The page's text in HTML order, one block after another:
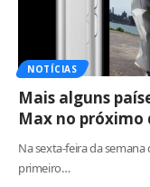
NOTÍCIAS
Mais alguns
Max no próximo
Na sexta-feira da
primeiro…